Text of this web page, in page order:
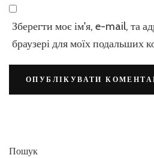
Зберегти моє ім'я, e-mail, та
браузері для моїх подальших
Пошук